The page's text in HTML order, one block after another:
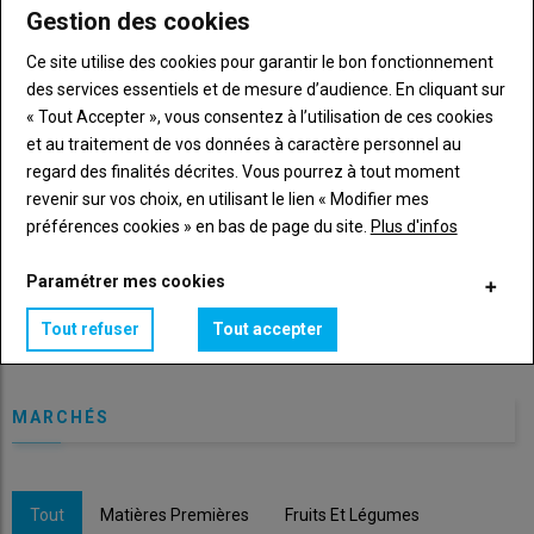
Quels sont les abattoirs de boucherie récemment en
difficulté, en infographie
02 Mar 2026
La France a perdu un abattoir sur 5 depuis 2010. En s’appuyant
sur la presse locale, Les Marchés a tenté de dresser une carte
des…
5 ans d’évolution d’achats de viande,
17 Sep 2025
Plus d'articles
MARCHÉS
Tout Matières Premières Fruits Et Légumes
Gestion des cookies
Ce site utilise des cookies pour garantir le bon fonctionnement
des services essentiels et de mesure d’audience. En cliquant sur
« Tout Accepter », vous consentez à l’utilisation de ces cookies
et au traitement de vos données à caractère personnel au
regard des finalités décrites. Vous pourrez à tout moment
revenir sur vos choix, en utilisant le lien « Modifier mes
préférences cookies » en bas de page du site. Plus d'infos
Paramétrer mes cookies
Tout refuser Tout accepter